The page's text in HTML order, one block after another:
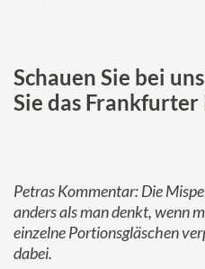
Schauen Sie bei
Sie das
Petras Kommentar: Die
anders als man denkt, wenn
einzelne Portionsgläschen
dabei.